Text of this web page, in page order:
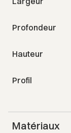
Profondeur
Hauteur
Profil
Matériaux